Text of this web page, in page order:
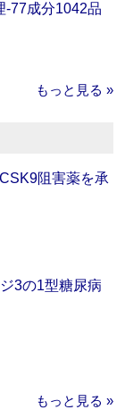
‐77成分1042品
もっと見る »
阻害薬を承
3の1型糖尿病
もっと見る »